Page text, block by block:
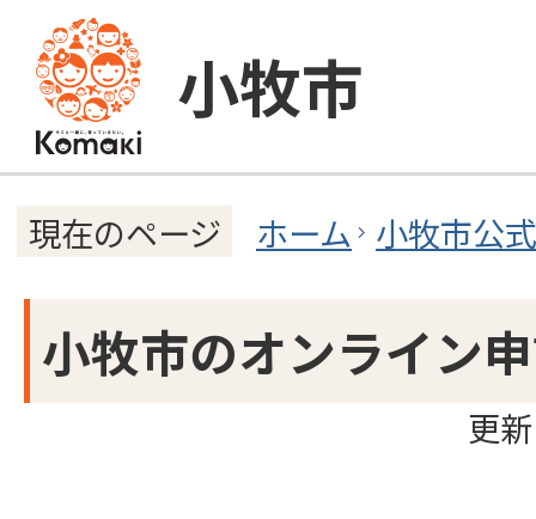
小牧市
現在のページ ホーム 小牧市公
小牧市のオンライン
更